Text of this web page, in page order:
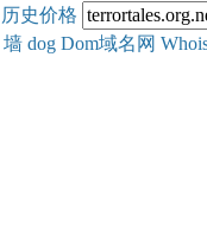
历史价格
墙 dog Dom域名网